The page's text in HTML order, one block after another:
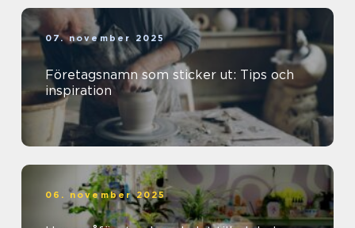
07. november 2025
Företagsnamn som sticker ut: Tips och
inspiration
06. november 2025